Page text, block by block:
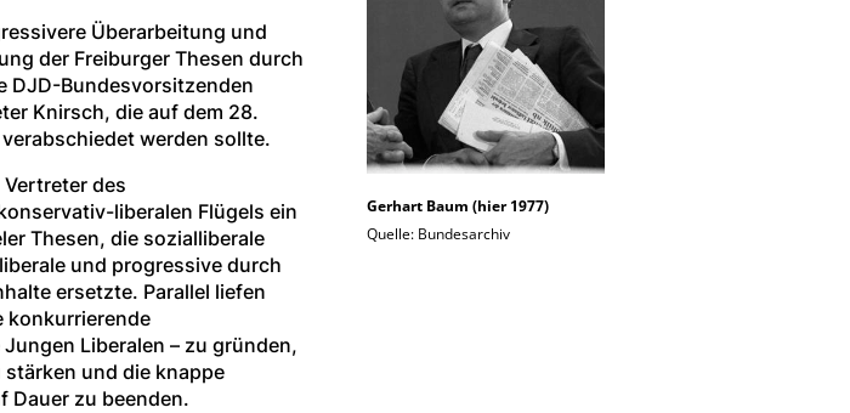
Überarbeitung und
der Freiburger Thesen durch
DJD-Bundesvorsitzenden
Knirsch, die auf dem 28.
werden sollte.
des
liberalen Flügels ein
Thesen, die sozialliberale
und progressive durch
ersetzte. Parallel liefen
konkurrierende
Liberalen – zu gründen,
stärken und die knappe
Dauer zu beenden.
Gerhart Baum (hier 1977)
Quelle: Bundesarchiv